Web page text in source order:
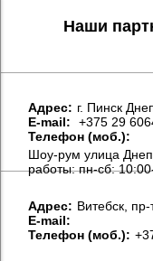
Наши
Aдрес: г. Пинск
E-mail:
+375 29
Телефон (моб.):
Шоу-рум улица
работы: пн-сб:
Aдрес: Витебск,
E-mail:
Телефон (моб.):